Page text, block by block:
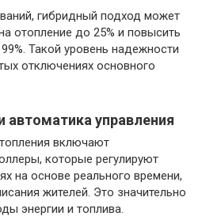
гибридный подход может
отопление до 25% и повысить
Такой уровень надежности
отключениях основного
автоматика управления
включают
которые регулируют
на основе реального времени,
жителей. Это значительно
энергии и топлива.